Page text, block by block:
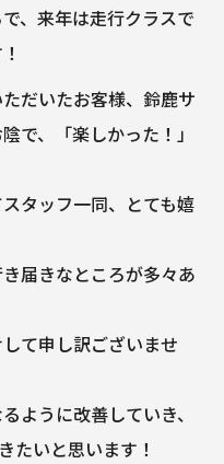
、来年は走行クラスで
だいたお客様、鈴鹿サ
で、「楽しかった！」
タッフ一同、とても嬉
届きなところが多々あ
て申し訳ございませ
ように改善していき、
たいと思います！